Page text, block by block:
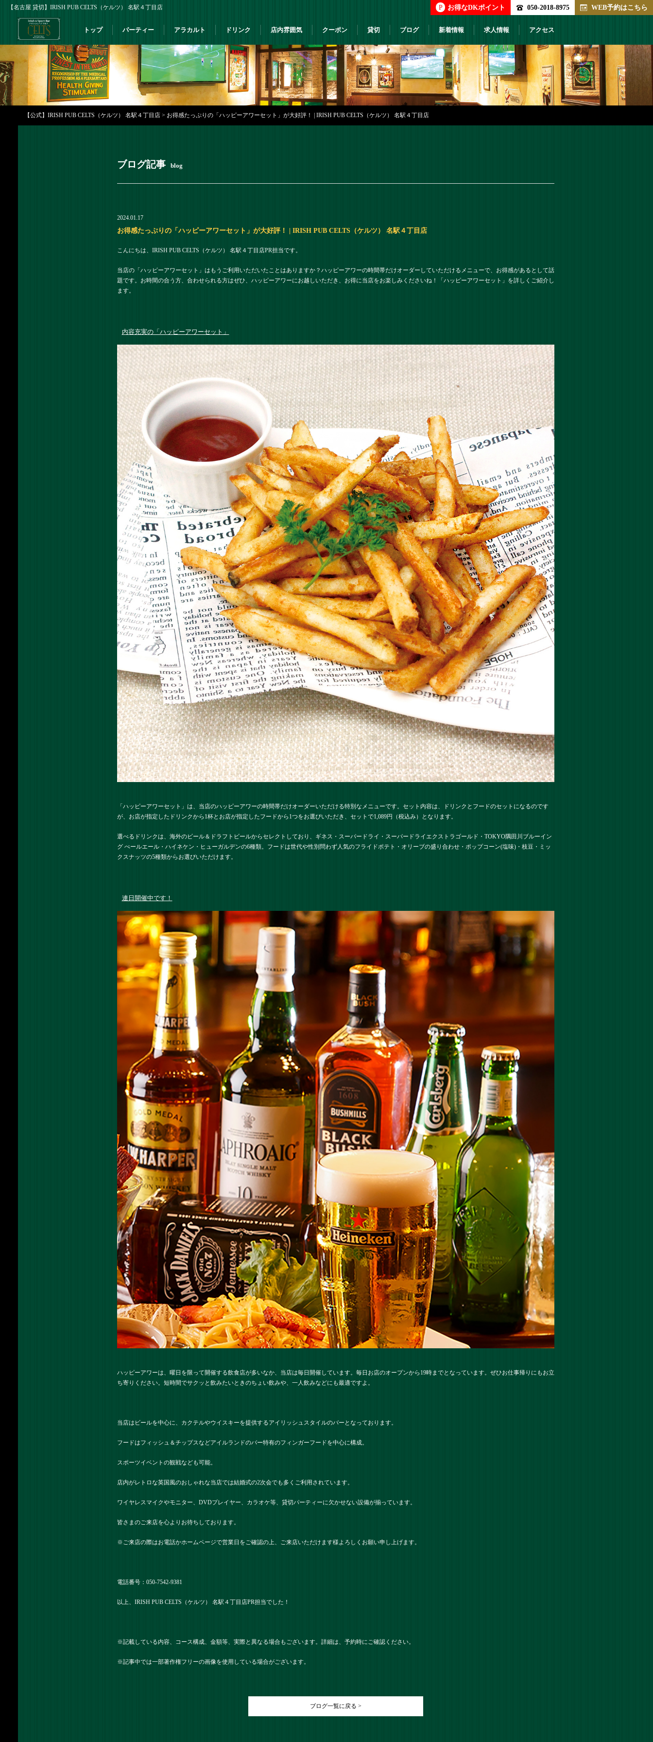
【名古屋 貸切】IRISH PUB CELTS（ケルツ） 名駅４丁目店 P お得なDKポイント 050-2018-8975 WEB予約はこちら
トップ パーティー アラカルト ドリンク 店内雰囲気 クーポン 貸切 ブログ 新着情報 求人情報 アクセス
【公式】IRISH PUB CELTS（ケルツ） 名駅４丁目店 > お得感たっぷりの「ハッピーアワーセット」が大好評！ | IRISH PUB CELTS（ケルツ） 名駅４丁目店
ブログ記事 blog
2024.01.17
お得感たっぷりの「ハッピーアワーセット」が大好評！ | IRISH PUB CELTS（ケルツ） 名駅４丁目店
こんにちは、IRISH PUB CELTS（ケルツ） 名駅４丁目店PR担当です。
当店の「ハッピーアワーセット」はもうご利用いただいたことはありますか？ハッピーアワーの時間帯だけオーダーしていただけるメニューで、お得感があるとして話
題です。お時間の合う方、合わせられる方はぜひ、ハッピーアワーにお越しいただき、お得に当店をお楽しみくださいね！「ハッピーアワーセット」を詳しくご紹介し
ます。
内容充実の「ハッピーアワーセット」
「ハッピーアワーセット」は、当店のハッピーアワーの時間帯だけオーダーいただける特別なメニューです。セット内容は、ドリンクとフードのセットになるのです
が、お店が指定したドリンクから1杯とお店が指定したフードから1つをお選びいただき、セットで1,089円（税込み）となります。
選べるドリンクは、海外のビール＆ドラフトビールからセレクトしており、ギネス・スーパードライ・スーパードライエクストラゴールド・TOKYO隅田川ブルーイン
グ ぺールエール・ハイネケン・ヒューガルデンの6種類。フードは世代や性別問わず人気のフライドポテト・オリーブの盛り合わせ・ポップコーン(塩味)・枝豆・ミッ
クスナッツの5種類からお選びいただけます。
連日開催中です！
ハッピーアワーは、曜日を限って開催する飲食店が多いなか、当店は毎日開催しています。毎日お店のオープンから19時までとなっています。ぜひお仕事帰りにもお立
ち寄りください。短時間でサクッと飲みたいときのちょい飲みや、一人飲みなどにも最適ですよ。
当店はビールを中心に、カクテルやウイスキーを提供するアイリッシュスタイルのバーとなっております。
フードはフィッシュ＆チップスなどアイルランドのバー特有のフィンガーフードを中心に構成。
スポーツイベントの観戦なども可能。
店内がレトロな英国風のおしゃれな当店では結婚式の2次会でも多くご利用されています。
ワイヤレスマイクやモニター、DVDプレイヤー、カラオケ等、貸切パーティーに欠かせない設備が揃っています。
皆さまのご来店を心よりお待ちしております。
※ご来店の際はお電話かホームページで営業日をご確認の上、ご来店いただけます様よろしくお願い申し上げます。
電話番号：050-7542-9381
以上、IRISH PUB CELTS（ケルツ） 名駅４丁目店PR担当でした！
※記載している内容、コース構成、金額等、実際と異なる場合もございます。詳細は、予約時にご確認ください。
※記事中では一部著作権フリーの画像を使用している場合がございます。
ブログ一覧に戻る >